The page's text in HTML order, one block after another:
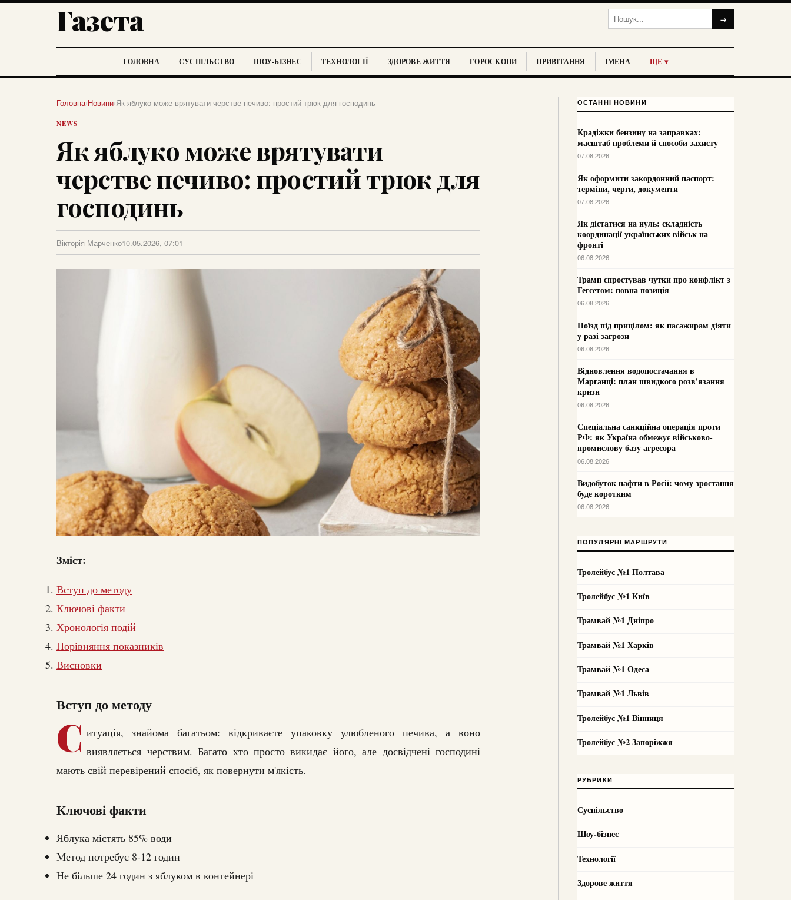
Газета →
ГОЛОВНА СУСПІЛЬСТВО ШОУ-БІЗНЕС ТЕХНОЛОГІЇ ЗДОРОВЕ ЖИТТЯ ГОРОСКОПИ ПРИВІТАННЯ ІМЕНА ЩЕ ▾
Головна›Новини›Як яблуко може врятувати черстве печиво: простий трюк для господинь
NEWS
Як яблуко може врятувати
черстве печиво: простий трюк для
господинь
Вікторія Марченко10.05.2026, 07:01
Зміст:
Вступ до методу
Ключові факти
Хронологія подій
Порівняння показників
Висновки
Вступ до методу
С итуація, знайома багатьом: відкриваєте упаковку улюбленого печива, а воно
виявляється черствим. Багато хто просто викидає його, але досвідчені господині
мають свій перевірений спосіб, як повернути м'якість.
Ключові факти
Яблука містять 85% води
Метод потребує 8-12 годин
Не більше 24 годин з яблуком в контейнері
ОСТАННІ НОВИНИ
Крадіжки бензину на заправках:
масштаб проблеми й способи захисту
07.08.2026
Як оформити закордонний паспорт:
терміни, черги, документи
07.08.2026
Як дістатися на нуль: складність
координації українських військ на
фронті
06.08.2026
Трамп спростував чутки про конфлікт з
Гегсетом: повна позиція
06.08.2026
Поїзд під прицілом: як пасажирам діяти
у разі загрози
06.08.2026
Відновлення водопостачання в
Марганці: план швидкого розв'язання
кризи
06.08.2026
Спеціальна санкційна операція проти
РФ: як Україна обмежує військово-
промислову базу агресора
06.08.2026
Видобуток нафти в Росії: чому зростання
буде коротким
06.08.2026
ПОПУЛЯРНІ МАРШРУТИ
Тролейбус №1 Полтава
Тролейбус №1 Київ
Трамвай №1 Дніпро
Трамвай №1 Харків
Трамвай №1 Одеса
Трамвай №1 Львів
Тролейбус №1 Вінниця
Тролейбус №2 Запоріжжя
РУБРИКИ
Суспільство
Шоу-бізнес
Технології
Здорове життя